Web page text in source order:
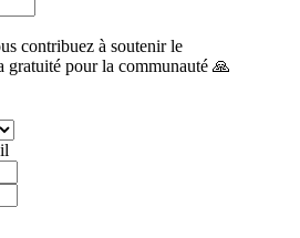
contribuez à soutenir le
gratuité pour la communauté 🙏